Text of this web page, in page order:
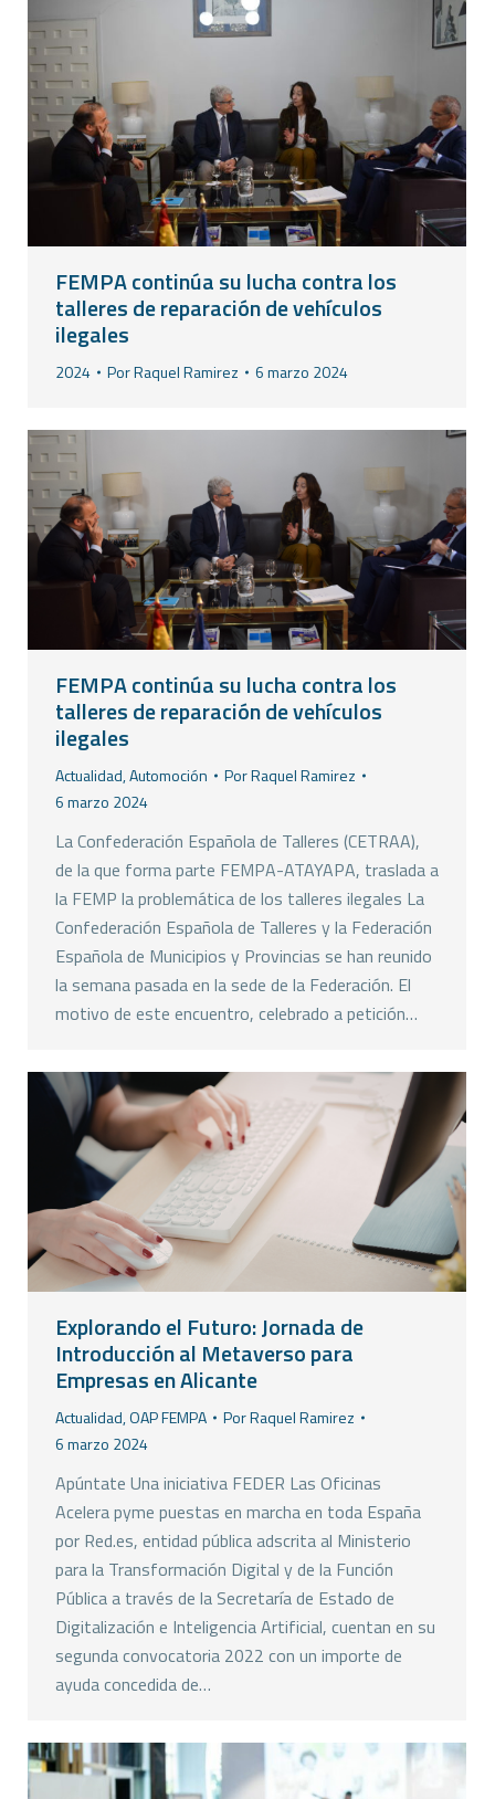
FEMPA continúa su lucha contra los
talleres de reparación de vehículos
ilegales
2024 PorRaquel Ramirez 6 marzo 2024
FEMPA continúa su lucha contra los
talleres de reparación de vehículos
ilegales
Actualidad,Automoción PorRaquel Ramirez
6 marzo 2024
La Confederación Española de Talleres (CETRAA),
de la que forma parte FEMPA-ATAYAPA, traslada a
la FEMP la problemática de los talleres ilegales La
Confederación Española de Talleres y la Federación
Española de Municipios y Provincias se han reunido
la semana pasada en la sede de la Federación. El
motivo de este encuentro, celebrado a petición…
Explorando el Futuro: Jornada de
Introducción al Metaverso para
Empresas en Alicante
Actualidad,OAP FEMPA PorRaquel Ramirez
6 marzo 2024
Apúntate Una iniciativa FEDER Las Oficinas
Acelera pyme puestas en marcha en toda España
por Red.es, entidad pública adscrita al Ministerio
para la Transformación Digital y de la Función
Pública a través de la Secretaría de Estado de
Digitalización e Inteligencia Artificial, cuentan en su
segunda convocatoria 2022 con un importe de
ayuda concedida de…